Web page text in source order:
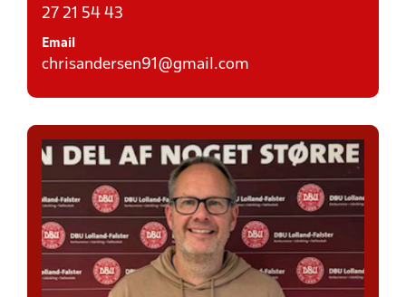
27 21 54 43
Email
chrisandersen91@gmail.com